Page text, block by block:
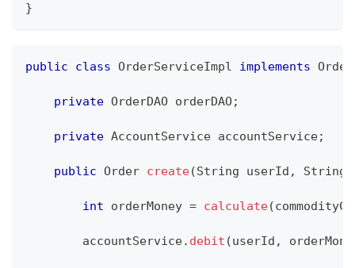
}
public class OrderServiceImpl implements
private OrderDAO orderDAO;
private AccountService accountService;
public Order create(String userId , String
int orderMoney = calculate(
        accountService
. debit (userId ,